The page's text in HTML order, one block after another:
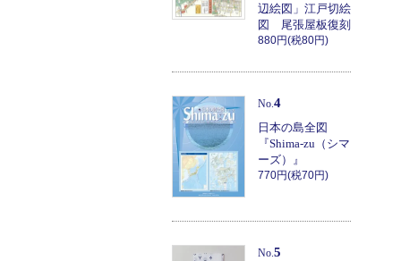
辺絵図」江戸切絵
図 尾張屋板復刻
880円(税80円)
No.4
日本の島全図
『Shima-zu（シマ
ーズ）』
770円(税70円)
No.5